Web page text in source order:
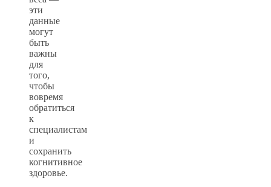
эти
данные
могут
быть
важны
для
того,
чтобы
вовремя
обратиться
к
специалистам
и
сохранить
когнитивное
здоровье.